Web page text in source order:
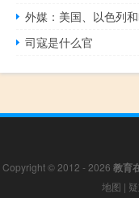
司寇是什么官
Copyright © 2012 - 2026 教育
地图 |